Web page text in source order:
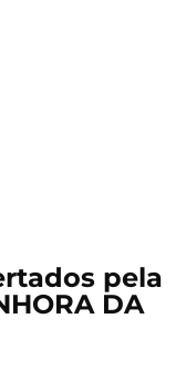
pela
DA